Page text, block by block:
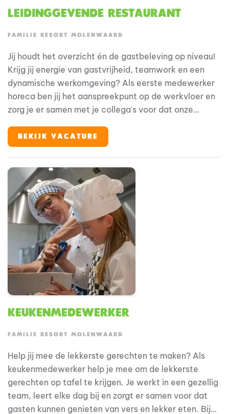
Leidinggevende Restaurant
FAMILIE RESORT MOLENWAARD
Jij houdt het overzicht én de gastbeleving op niveau!
Krijg jij energie van gastvrijheid, teamwork en een
dynamische werkomgeving? Als eerste medewerker
horeca ben jij het aanspreekpunt op de werkvloer en
zorg je er samen met je collega's voor dat onze
werkt actief mee in de operatie, houdt overzicht
tijdens drukke momenten en zorgt ervoor dat zowel
enthousiasme en gastvrije instelling draag je iedere
dag bij aan de hoge waardering die ons resort van
gasten ontvangt.
BEKIJK VACATURE
Keukenmedewerker
FAMILIE RESORT MOLENWAARD
Help jij mee de lekkerste gerechten te maken? Als
keukenmedewerker help je mee om de lekkerste
gerechten op tafel te krijgen. Je werkt in een gezellig
team, leert elke dag bij en zorgt er samen voor dat
gasten kunnen genieten van vers en lekker eten. Bij